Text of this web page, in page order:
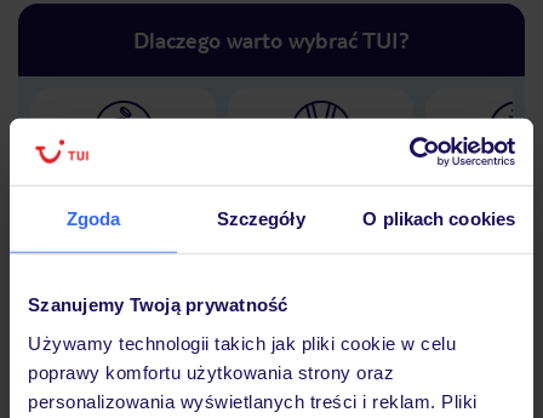
Zgoda Szczegóły O plikach cookies
Szanujemy Twoją prywatność
Używamy technologii takich jak pliki cookie w celu
poprawy komfortu użytkowania strony oraz
personalizowania wyświetlanych treści i reklam. Pliki
Dlaczego warto wybrać TUI?
podróży w Polsce
30 lat w
Hotel